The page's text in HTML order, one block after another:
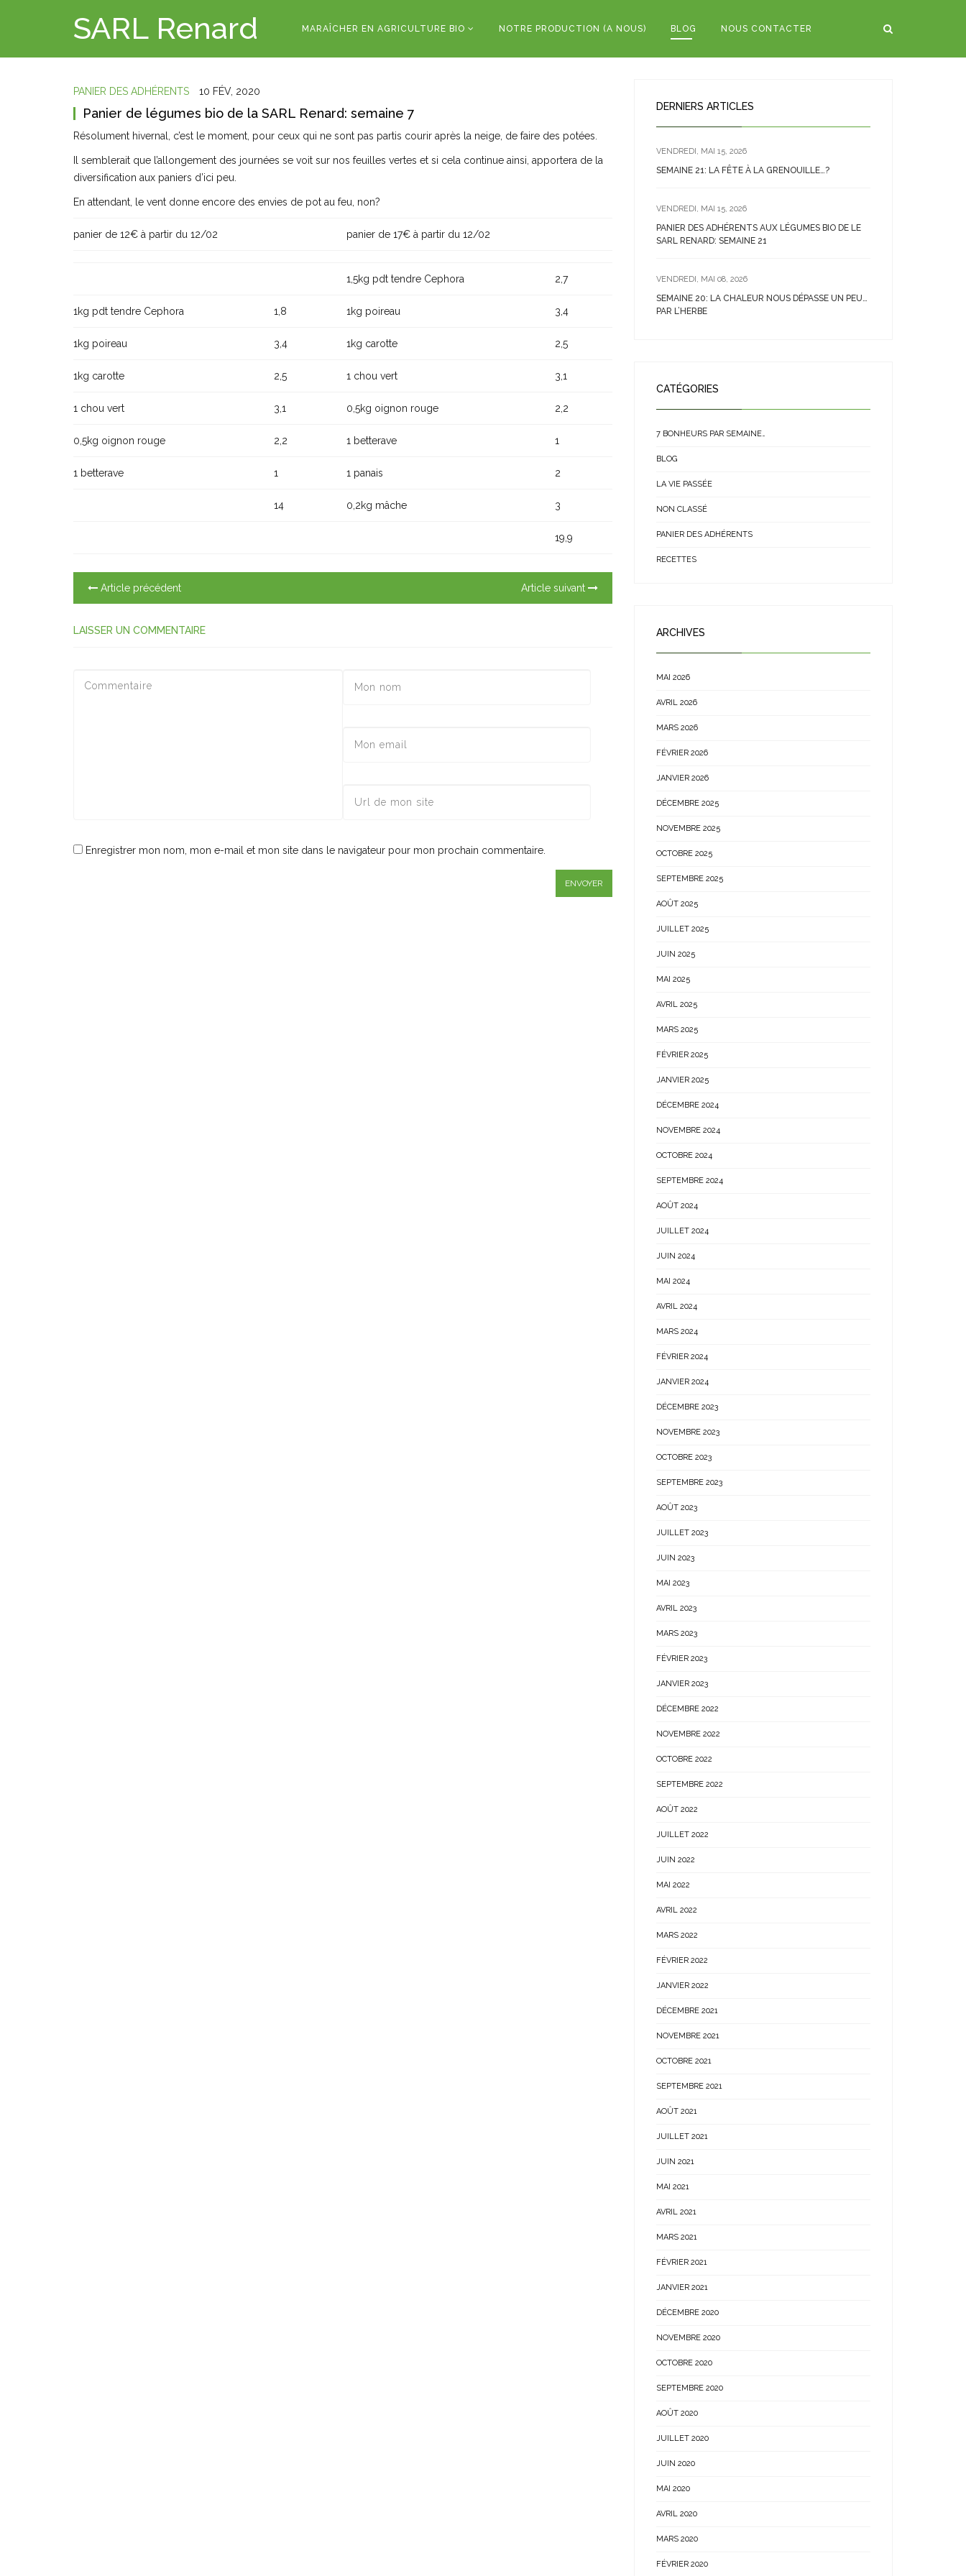
SARL Renard MARAÎCHER EN AGRICULTURE BIO NOTRE PRODUCTION (A NOUS) BLOG NOUS CONTACTER
PANIER DES ADHÉRENTS 10 FÉV, 2020
Panier de légumes bio de la SARL Renard: semaine 7
Résolument hivernal, c’est le moment, pour ceux qui ne sont pas partis courir après la neige, de faire des potées.
Il semblerait que l’allongement des journées se voit sur nos feuilles vertes et si cela continue ainsi, apportera de la
diversification aux paniers d’ici peu.
En attendant, le vent donne encore des envies de pot au feu, non?
panier de 12€ à partir du 12/02 panier de 17€ à partir du 12/02
1,5kg pdt tendre Cephora 2,7
1kg pdt tendre Cephora 1,8 1kg poireau 3,4
1kg poireau 3,4 1kg carotte 2,5
1kg carotte 2,5 1 chou vert 3,1
1 chou vert 3,1 0,5kg oignon rouge 2,2
0,5kg oignon rouge 2,2 1 betterave 1
1 betterave 1 1 panais 2
14 0,2kg mâche 3
19,9
Article précédent Article suivant
LAISSER UN COMMENTAIRE
Enregistrer mon nom, mon e-mail et mon site dans le navigateur pour mon prochain commentaire.
DERNIERS ARTICLES
VENDREDI, MAI 15, 2026
SEMAINE 21: LA FÊTE À LA GRENOUILLE…?
VENDREDI, MAI 15, 2026
PANIER DES ADHÉRENTS AUX LÉGUMES BIO DE LE
SARL RENARD: SEMAINE 21
VENDREDI, MAI 08, 2026
SEMAINE 20: LA CHALEUR NOUS DÉPASSE UN PEU…
PAR L’HERBE
CATÉGORIES
7 BONHEURS PAR SEMAINE…
BLOG
LA VIE PASSÉE
NON CLASSÉ
PANIER DES ADHÉRENTS
RECETTES
ARCHIVES
MAI 2026
AVRIL 2026
MARS 2026
FÉVRIER 2026
JANVIER 2026
DÉCEMBRE 2025
NOVEMBRE 2025
OCTOBRE 2025
SEPTEMBRE 2025
AOÛT 2025
JUILLET 2025
JUIN 2025
MAI 2025
AVRIL 2025
MARS 2025
FÉVRIER 2025
JANVIER 2025
DÉCEMBRE 2024
NOVEMBRE 2024
OCTOBRE 2024
SEPTEMBRE 2024
AOÛT 2024
JUILLET 2024
JUIN 2024
MAI 2024
AVRIL 2024
MARS 2024
FÉVRIER 2024
JANVIER 2024
DÉCEMBRE 2023
NOVEMBRE 2023
OCTOBRE 2023
SEPTEMBRE 2023
AOÛT 2023
JUILLET 2023
JUIN 2023
MAI 2023
AVRIL 2023
MARS 2023
FÉVRIER 2023
JANVIER 2023
DÉCEMBRE 2022
NOVEMBRE 2022
OCTOBRE 2022
SEPTEMBRE 2022
AOÛT 2022
JUILLET 2022
JUIN 2022
MAI 2022
AVRIL 2022
MARS 2022
FÉVRIER 2022
JANVIER 2022
DÉCEMBRE 2021
NOVEMBRE 2021
OCTOBRE 2021
SEPTEMBRE 2021
AOÛT 2021
JUILLET 2021
JUIN 2021
MAI 2021
AVRIL 2021
MARS 2021
FÉVRIER 2021
JANVIER 2021
DÉCEMBRE 2020
NOVEMBRE 2020
OCTOBRE 2020
SEPTEMBRE 2020
AOÛT 2020
JUILLET 2020
JUIN 2020
MAI 2020
AVRIL 2020
MARS 2020
FÉVRIER 2020